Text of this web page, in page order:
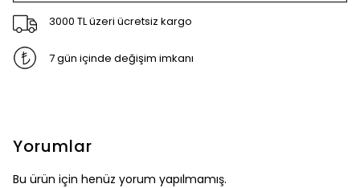
3000 TL üzeri ücretsiz kargo
7 gün içinde değişim imkanı
Yorumlar
Bu ürün için henüz yorum yapılmamış.